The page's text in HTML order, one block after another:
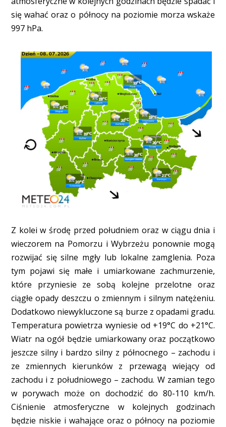
się wahać oraz o północy na poziomie morza wskaże
997 hPa.
Z kolei w środę przed południem oraz w ciągu dnia i
wieczorem na Pomorzu i Wybrzeżu ponownie mogą
rozwijać się silne mgły lub lokalne zamglenia. Poza
tym pojawi się małe i umiarkowane zachmurzenie,
które przyniesie ze sobą kolejne przelotne oraz
ciągłe opady deszczu o zmiennym i silnym natężeniu.
Dodatkowo niewykluczone są burze z opadami gradu.
Temperatura powietrza wyniesie od +19°C do +21°C.
Wiatr na ogół będzie umiarkowany oraz początkowo
jeszcze silny i bardzo silny z północnego – zachodu i
ze zmiennych kierunków z przewagą wiejący od
zachodu i z południowego – zachodu. W zamian tego
w porywach może on dochodzić do 80-110 km/h.
Ciśnienie atmosferyczne w kolejnych godzinach
będzie niskie i wahające oraz o północy na poziomie